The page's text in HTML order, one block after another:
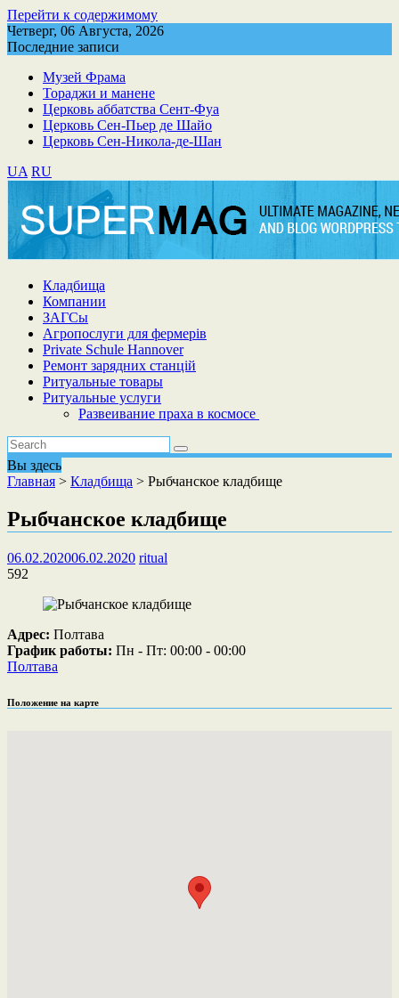
Перейти к содержимому
Четверг, 06 Августа, 2026
Последние записи
Музей Фрама
Тораджи и манене
Церковь аббатства Сент-Фуа
Церковь Сен-Пьер де Шайо
Церковь Сен-Никола-де-Шан
UA RU
Кладбища
Компании
ЗАГСы
Агропослуги для фермерів
Private Schule Hannover
Ремонт зарядних станцій
Ритуальные товары
Ритуальные услуги
Развеивание праха в космосе
Вы здесь
Главная > Кладбища > Рыбчанское кладбище
Рыбчанское кладбище
06.02.202006.02.2020 ritual
592
Адрес: Полтава
График работы: Пн - Пт: 00:00 - 00:00
Полтава
Положение на карте